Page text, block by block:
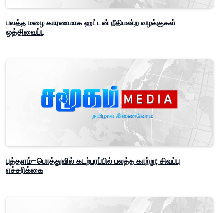
பலத்த மழை காரணமாக ஹட்டன் நீதிமன்ற வழக்குகள்
ஒத்திவைப்பு
புத்தளம்–பொத்துவில் கடற்பரப்பில் பலத்த காற்று; சிவப்பு
எச்சரிக்கை